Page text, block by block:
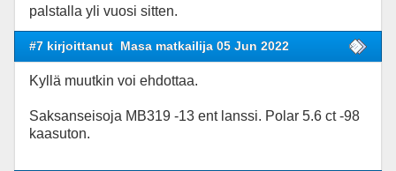
palstalla yli vuosi sitten.
#7 kirjoittanut Masa matkailija 05 Jun 2022
Kyllä muutkin voi ehdottaa.
Saksanseisoja MB319 -13 ent lanssi. Polar 5.6 ct -98
kaasuton.